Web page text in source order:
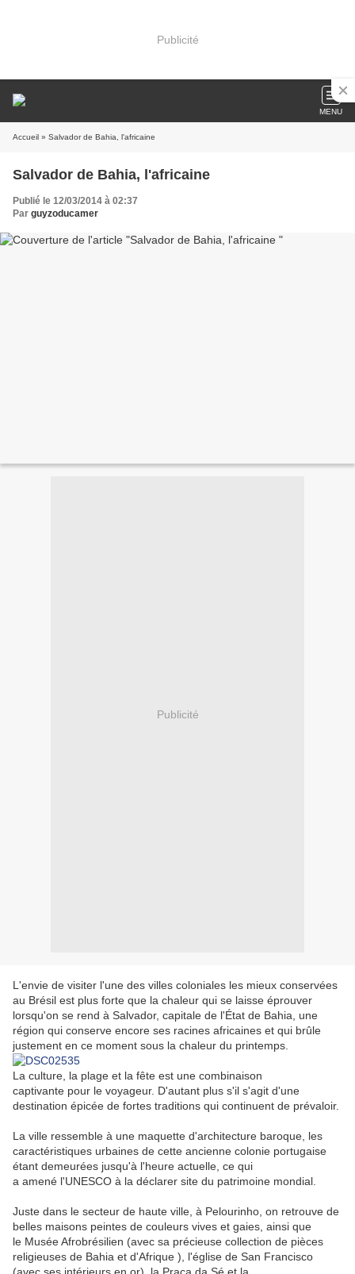
Publicité
MENU
Accueil » Salvador de Bahia, l'africaine
Salvador de Bahia, l'africaine
Publié le 12/03/2014 à 02:37
Par guyzoducamer
Publicité
L'envie de visiter l'une des villes coloniales les mieux conservées
au Brésil est plus forte que la chaleur qui se laisse éprouver
lorsqu'on se rend à Salvador, capitale de l'État de Bahia, une
région qui conserve encore ses racines africaines et qui brûle
justement en ce moment sous la chaleur du printemps.
La culture, la plage et la fête est une combinaison
captivante pour le voyageur. D'autant plus s'il s'agit d'une
destination épicée de fortes traditions qui continuent de prévaloir.
La ville ressemble à une maquette d'architecture baroque, les
caractéristiques urbaines de cette ancienne colonie portugaise
étant demeurées jusqu'à l'heure actuelle, ce qui
a amené l'UNESCO à la déclarer site du patrimoine mondial.
Juste dans le secteur de haute ville, à Pelourinho, on retrouve de
belles maisons peintes de couleurs vives et gaies, ainsi que
le Musée Afrobrésilien (avec sa précieuse collection de pièces
religieuses de Bahia et d'Afrique ), l'église de San Francisco